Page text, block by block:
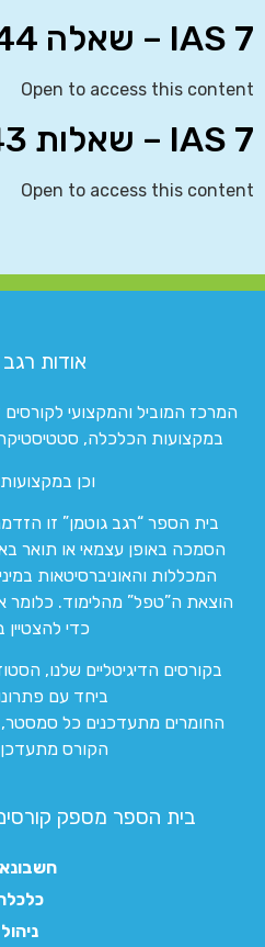
IAS 7 – שאלה 44
Open to access this content
IAS 7 – שאלות 41-43
Open to access this content
אודות רגב
במקצועות הכלכלה,
וכן
בית הספר “רגב גוטמן” זו
הסמכה באופן עצמאי או תואר
המכללות והאוניברסיטאות
הוצאת ה”טפל” מהלימוד. כלומר
כדי להצטיין
בקורסים הדיגיטליים שלנו,
ביחד עם
החומרים מתעדכנים כל
הקורס מתעדכן
בית הספר מספק
ניהול